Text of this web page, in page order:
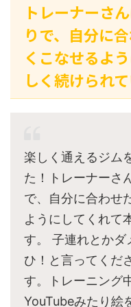
トレーナーさ
りで、自分に
くこなせるよ
しく続けられ
楽しく通えるジム
た！トレーナーさ
で、自分に合わせ
ようにしてくれて
す。 子連れとかダ
ひ！と言ってくだ
す。トレーニング
YouTubeみたり絵